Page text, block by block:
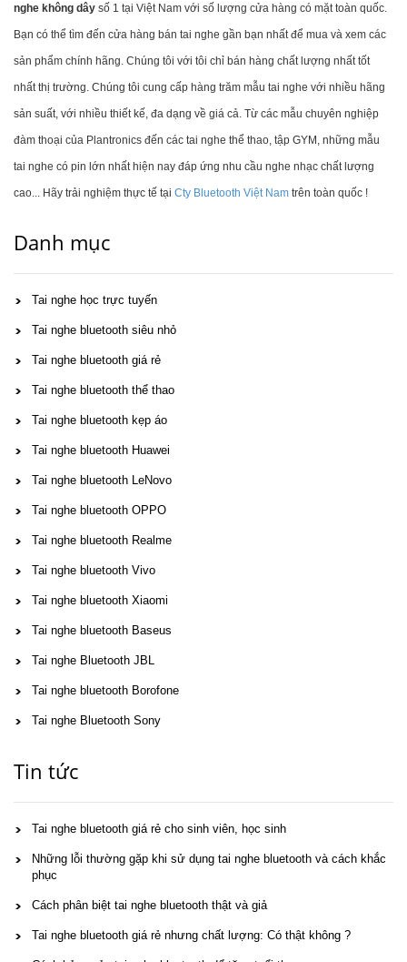
nghe không dây số 1 tại Việt Nam với số lượng cửa hàng có mặt toàn quốc.
Bạn có thể tìm đến cửa hàng bán tai nghe gần bạn nhất để mua và xem các
sản phẩm chính hãng. Chúng tôi với tôi chỉ bán hàng chất lượng nhất tốt
nhất thị trường. Chúng tôi cung cấp hàng trăm mẫu tai nghe với nhiều hãng
sản suất, với nhiều thiết kế, đa dạng về giá cả. Từ các mẫu chuyên nghiệp
đàm thoại của Plantronics đến các tai nghe thể thao, tập GYM, những mẫu
tai nghe có pin lớn nhất hiện nay đáp ứng nhu cầu nghe nhạc chất lượng
cao... Hãy trải nghiệm thực tế tại Cty Bluetooth Việt Nam trên toàn quốc !
Danh mục
Tai nghe học trực tuyến
Tai nghe bluetooth siêu nhỏ
Tai nghe bluetooth giá rẻ
Tai nghe bluetooth thể thao
Tai nghe bluetooth kẹp áo
Tai nghe bluetooth Huawei
Tai nghe bluetooth LeNovo
Tai nghe bluetooth OPPO
Tai nghe bluetooth Realme
Tai nghe bluetooth Vivo
Tai nghe bluetooth Xiaomi
Tai nghe bluetooth Baseus
Tai nghe Bluetooth JBL
Tai nghe bluetooth Borofone
Tai nghe Bluetooth Sony
Tin tức
Tai nghe bluetooth giá rẻ cho sinh viên, học sinh
Những lỗi thường gặp khi sử dụng tai nghe bluetooth và cách khắc
phục
Cách phân biệt tai nghe bluetooth thật và giả
Tai nghe bluetooth giá rẻ nhưng chất lượng: Có thật không ?